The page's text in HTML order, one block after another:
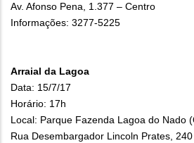
Av. Afonso Pena, 1.377 – Centro
Informações: 3277-5225
Arraial da Lagoa
Data: 15/7/17
Horário: 17h
Local: Parque Fazenda Lagoa do Nado
Rua Desembargador Lincoln Prates,